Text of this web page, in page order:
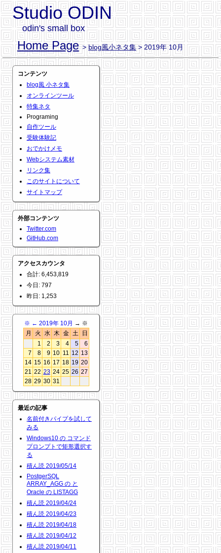
Studio ODIN
odin's small box
Home Page >blog風小ネタ集> 2019年 10月
コンテンツ
blog風 小ネタ集
オンラインツール
特集ネタ
Programing
自作ツール
受験体験記
おでかけメモ
Webシステム素材
リンク集
このサイトについて
サイトマップ
外部コンテンツ
Twitter.com
GitHub.com
アクセスカウンタ
合計: 6,453,819
今日: 797
昨日: 1,253
※ ← 2019年 10月 → ※
月
火 水 木 金 土
日
1
2 3 4 5
6
7
8 9 10 11 12 13
14 15 16 17 18 19 20
21 22 23 24 25 26 27
28 29 30 31
最近の記事
名前付きパイプを試して
みる
Windows10 の コマンド
プロンプトで矩形選択す
る
積ん読 2019/05/14
PostgerSQL
ARRAY_AGG の と
Oracle の LISTAGG
積ん読 2019/04/24
積ん読 2019/04/23
積ん読 2019/04/18
積ん読 2019/04/12
積ん読 2019/04/11